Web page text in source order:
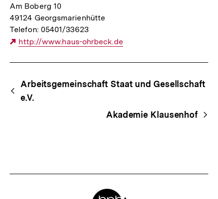
Am Boberg 10
49124 Georgsmarienhütte
Telefon: 05401/33623
Externer
http://www.haus-ohrbeck.de
Begriffsnavigation
Content-
Navigation
Arbeitsgemeinschaft Staat und Gesellschaft
e.V.
Akademie Klausenhof